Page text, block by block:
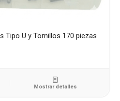
Tipo U y Tornillos 170 piezas
Mostrar detalles